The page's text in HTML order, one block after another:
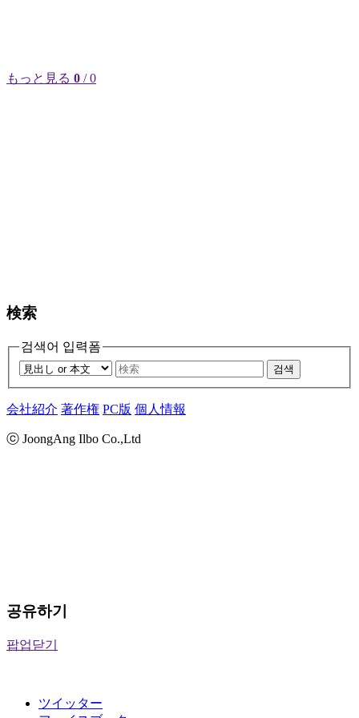
もっと見る 0 / 0
検索
검색어 입력폼
검색
会社紹介 著作権 PC版 個人情報
ⓒ JoongAng Ilbo Co.,Ltd
공유하기
팝업닫기
ツイッター